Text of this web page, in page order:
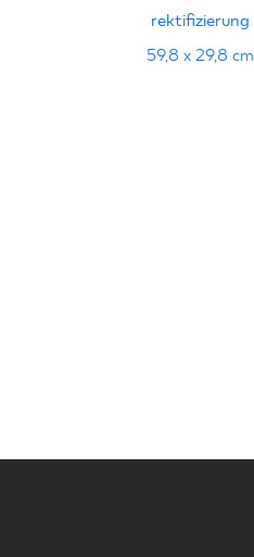
rektifizierung
59,8 x 29,8 cm